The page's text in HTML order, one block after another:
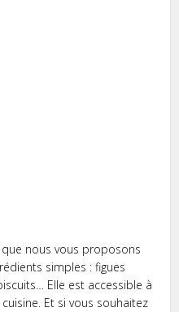
nous vous proposons
simples : figues
Elle est accessible à
Et si vous souhaitez